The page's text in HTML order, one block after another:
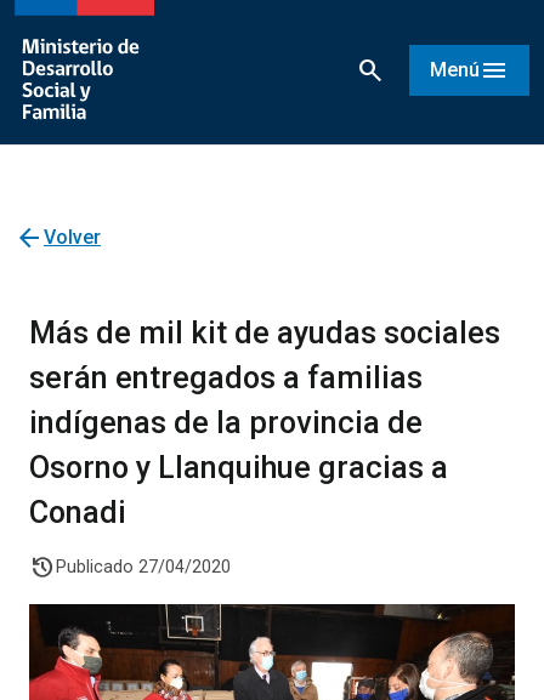
search Menú menu
arrow_back Volver
Más de mil kit de ayudas sociales
serán entregados a familias
indígenas de la provincia de
Osorno y Llanquihue gracias a
Conadi
history Publicado 27/04/2020